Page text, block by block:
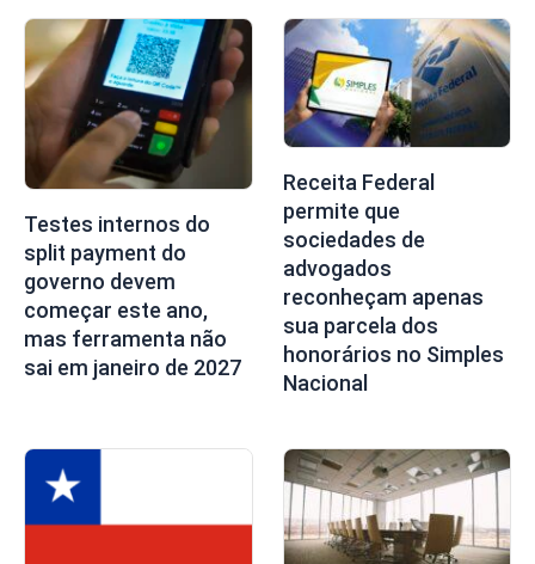
Testes internos do
split payment do
governo devem
começar este ano,
mas ferramenta não
sai em janeiro de 2027
Receita Federal
permite que
sociedades de
advogados
reconheçam apenas
sua parcela dos
honorários no Simples
Nacional